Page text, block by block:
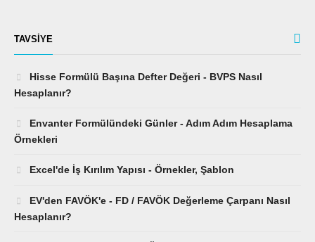
TAVSIYE
Hisse Formülü Başına Defter Değeri - BVPS Nasıl
Hesaplanır?
Envanter Formülündeki Günler - Adım Adım Hesaplama
Örnekleri
Excel'de İş Kırılım Yapısı - Örnekler, Şablon
EV'den FAVÖK'e - FD / FAVÖK Değerleme Çarpanı Nasıl
Hesaplanır?